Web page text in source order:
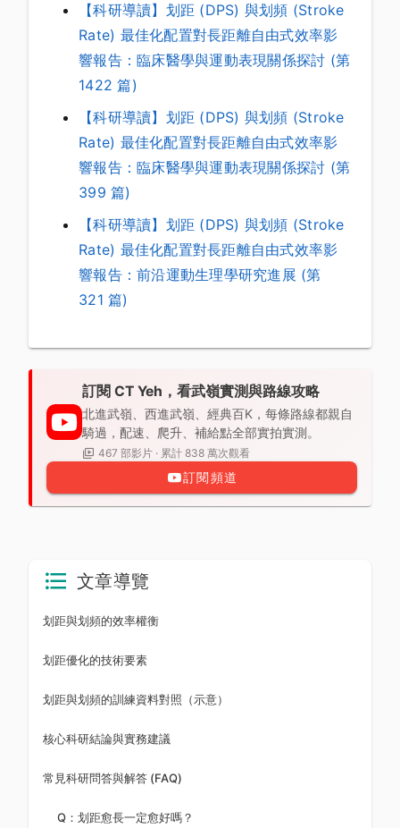
【科研導讀】划距 (DPS) 與划頻 (Stroke
Rate) 最佳化配置對長距離自由式效率影
響報告：臨床醫學與運動表現關係探討 (第
1422 篇)
【科研導讀】划距 (DPS) 與划頻 (Stroke
Rate) 最佳化配置對長距離自由式效率影
響報告：臨床醫學與運動表現關係探討 (第
399 篇)
【科研導讀】划距 (DPS) 與划頻 (Stroke
Rate) 最佳化配置對長距離自由式效率影
響報告：前沿運動生理學研究進展 (第
321 篇)
訂閱 CT Yeh，看武嶺實測與路線攻略
北進武嶺、西進武嶺、經典百K，每條路線都親自
騎過，配速、爬升、補給點全部實拍實測。
467 部影片 · 累計 838 萬次觀看
訂閱頻道
文章導覽
划距與划頻的效率權衡
划距優化的技術要素
划距與划頻的訓練資料對照（示意）
核心科研結論與實務建議
常見科研問答與解答 (FAQ)
Q：划距愈長一定愈好嗎？